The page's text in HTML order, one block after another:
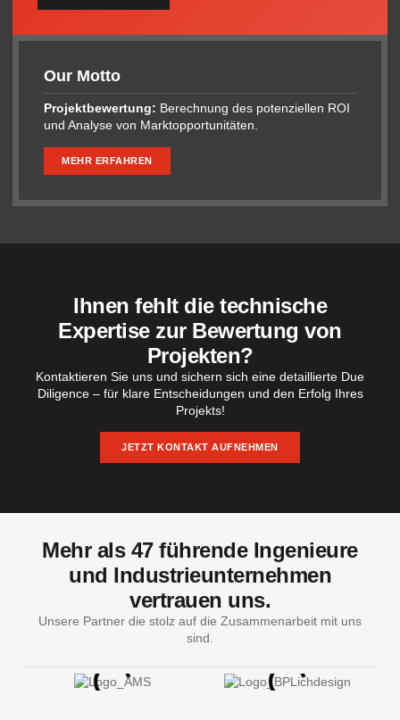
Our Motto
Projektbewertung: Berechnung des potenziellen ROI
und Analyse von Marktopportunitäten.
MEHR ERFAHREN
Ihnen fehlt die technische
Expertise zur Bewertung von
Projekten?
Kontaktieren Sie uns und sichern sich eine detaillierte Due
Diligence – für klare Entscheidungen und den Erfolg Ihres
Projekts!
JETZT KONTAKT AUFNEHMEN
Mehr als 47 führende Ingenieure
und Industrieunternehmen
vertrauen uns.​
Unsere Partner die stolz auf die Zusammenarbeit mit uns
sind.